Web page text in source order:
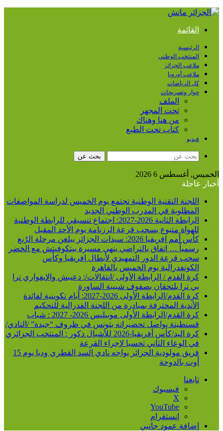
القائمة
الرئيسية
المنتخب الوطني
ملاعب الجزائر
ملاعب أوروبا
كل الرياضات
حوار وتصريحات
الملف
تحت المجهر
من هنا وهناك
كتاب تحت الطبع
فيديو
بحث عن
الخميس, أغسطس 6 2026
أخبار عاجلة
اللجنة التقنية الوطنية تجتمع يوم الخميس لدراسة المواصفات
المطلوبة في المدرب الوطني الجديد
الرابطة الثانية 2026-2027: اجتماع تنسيقي للرابطة الوطنية
للهواة متبوع بسحب قرعة الرزنامة يوم الأحد المقبل
كأس أمم إفريقيا 2026: سيدات الجزائر يبلغن مرحلة الرُبع
رسمياً … اتفاق بالتراضي ينهي مسيرة بيتكوفيتش مع الخضر
سحب قرعة الدور التمهيدي لأبطال إفريقيا وكأس
الكونفدرالية يوم الخميس بالقاهرة
كرة القدم / الرابطة الأولى /انتقالات/: دعيبش والإيفواري ترا
بي ترا يلتحقان بصفوف شبيبة الساورة
كرة القدم/الرابطة الأولى 2026-2027: أيام تكوينية لفائدة
الأندية المحترفة بمبادرة من اللجنة الفدرالية للتحكيم
كرة القدم/الرابطة الأولى موبيليس 2026- 2027 : شباب
قسنطينة يواصل تحضيراته بتونس في ظروف “جيدة” /النادي/
كرة اليد/كأس أفريقيا-2026 للأشبال ذكور : المنتخب الجزائري
في الوعاء الثاني تحسبا لإجراء القرعة
فريق مولودية الجزائر يواجه نادي السد القطري وديا يوم 15
أوت بالدوحة
تابعنا
فيسبوك
‫X
‫YouTube
انستقرام
إضافة عمود جانبي